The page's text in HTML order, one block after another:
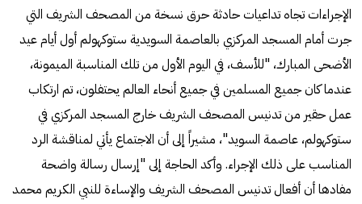
الإجراءات تجاه تداعيات حادثة حرق نسخة من المصحف الشريف التي
جرت أمام المسجد المركزي بالعاصمة السويدية ستوكهولم أول أيام عيد
الأضحى المبارك، "للأسف، في اليوم الأول من تلك المناسبة الميمونة،
عندما كان جميع المسلمين في جميع أنحاء العالم يحتفلون، تم ارتكاب
عمل حقير من تدنيس المصحف الشريف خارج المسجد المركزي في
ستوكهولم، عاصمة السويد"، مشيراً إلى أن الاجتماع يأتي لمناقشة الرد
المناسب على ذلك الإجراء. وأكد الحاجة إلى "إرسال رسالة واضحة
مفادها أن أفعال تدنيس المصحف الشريف والإساءة للنبي الكريم محمد